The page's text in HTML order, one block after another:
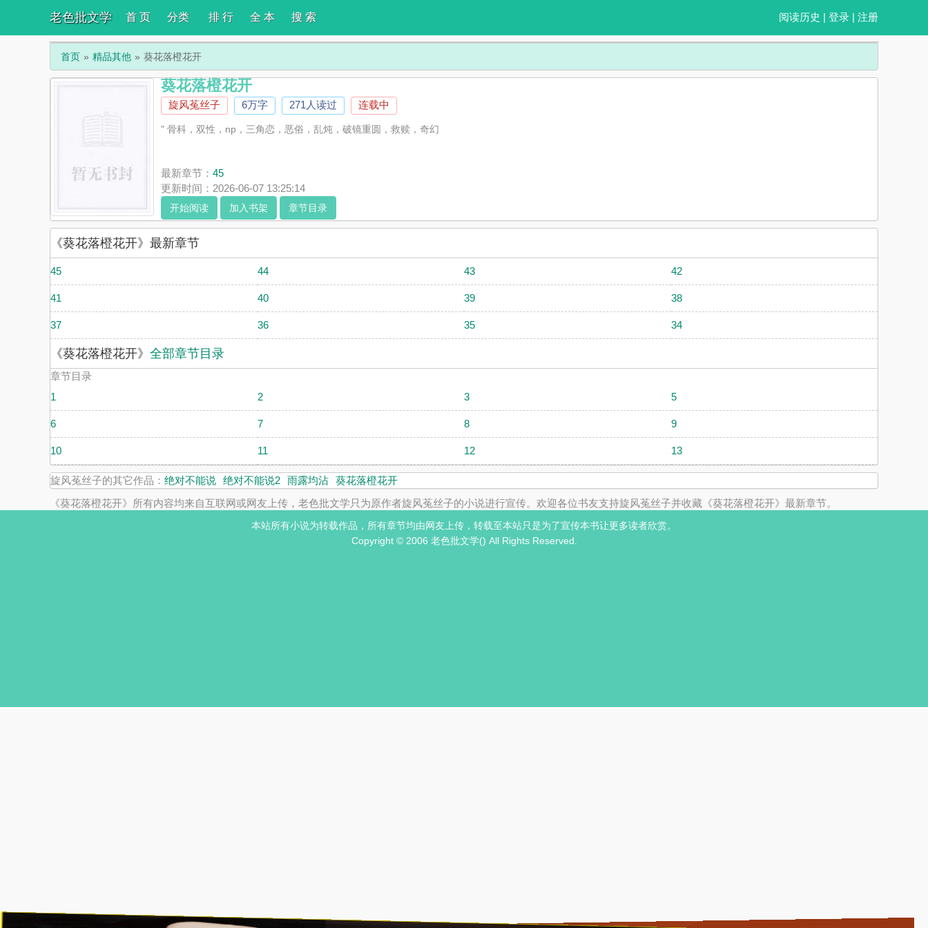
老色批文学 阅读历史 | 登录 | 注册
首 页 分类 排 行 全 本 搜 索
首页 精品其他 葵花落橙花开
葵花落橙花开
旋风菟丝子 6万字 271人读过 连载中
" 骨科，双性，np，三角恋，恶俗，乱炖，破镜重圆，救赎，奇幻
最新章节： 45
更新时间：2026-06-07 13:25:14
开始阅读 加入书架 章节目录
《葵花落橙花开》最新章节
45 44 43 42
41 40 39 38
37 36 35 34
《葵花落橙花开》 全部章节目录
章节目录
1
2 3 5
6 7 8 9
10 11 12 13
旋风菟丝子的其它作品： 绝对不能说 绝对不能说2 雨露均沾 葵花落橙花开
《葵花落橙花开》所有内容均来自互联网或网友上传，老色批文学只为原作者旋风菟丝子的小说进行宣传。欢迎各位书友支持旋风菟丝子并收藏《葵花落橙花开》最新章节。
本站所有小说为转载作品，所有章节均由网友上传，转载至本站只是为了宣传本书让更多读者欣赏。
Copyright © 2006 老色批文学() All Rights Reserved.